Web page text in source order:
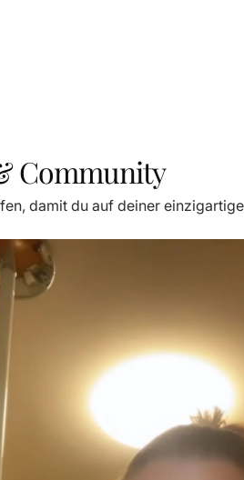
Community
damit du auf deiner